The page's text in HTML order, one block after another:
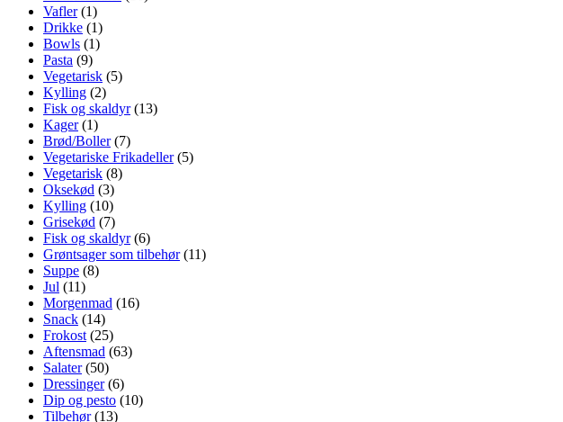
Vafler(1)
Drikke (1)
Bowls (1)
Pasta (9)
Vegetarisk (5)
Kylling (2)
Fisk og skaldyr(13)
Kager(1)
Brød/Boller(7)
Vegetariske Frikadeller(5)
Vegetarisk (8)
Oksekød (3)
Kylling (10)
Grisekød (7)
Fisk og skaldyr(6)
Grøntsager som tilbehør(11)
Suppe (8)
Jul (11)
Morgenmad (16)
Snack (14)
Frokost (25)
Aftensmad (63)
Salater(50)
Dressinger(6)
Dip og pesto (10)
Tilbehør(13)